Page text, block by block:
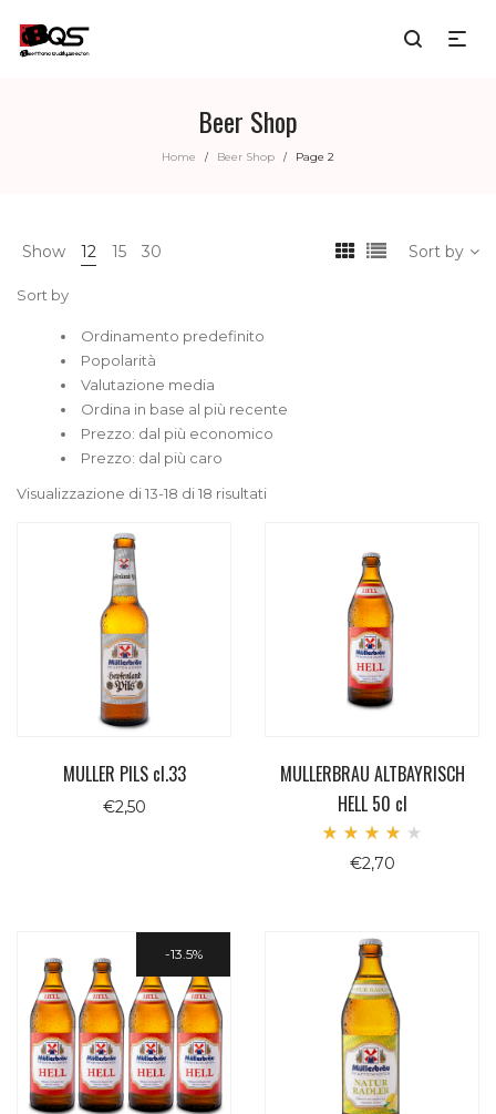
Beer Shop
Home / Beer Shop / Page 2
Show 12 15 30 Sort by
Sort by
Ordinamento predefinito
Popolarità
Valutazione media
Ordina in base al più recente
Prezzo: dal più economico
Prezzo: dal più caro
Visualizzazione di 13-18 di 18 risultati
MULLER PILS cl.33
€2,50
MULLERBRAU ALTBAYRISCH
HELL 50 cl
4.00
€2,70
13.5%